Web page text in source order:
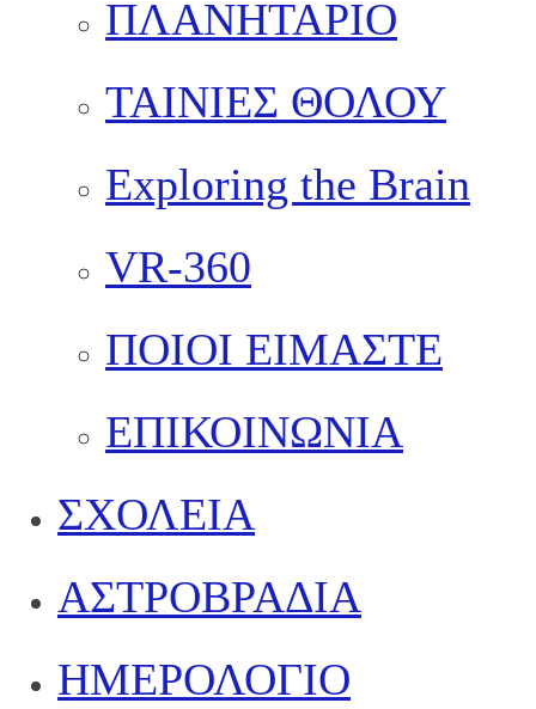
ΠΛΑΝΗΤΑΡΙΟ
ΤΑΙΝΙΕΣ ΘΟΛΟΥ
Exploring the Brain
VR-360
ΠΟΙΟΙ ΕΙΜΑΣΤΕ
ΕΠΙΚΟΙΝΩΝΙΑ
ΣΧΟΛΕΙΑ
ΑΣΤΡΟΒΡΑΔΙΑ
ΗΜΕΡΟΛΟΓΙΟ